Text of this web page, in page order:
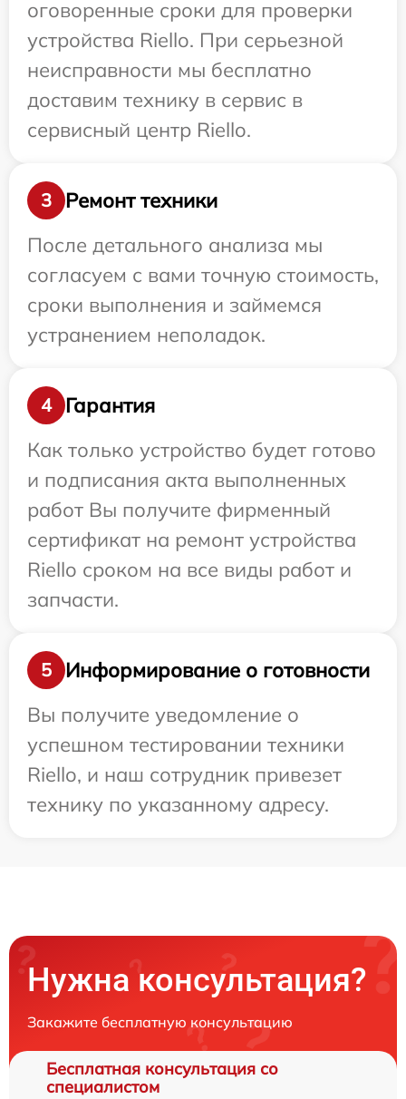
оговоренные сроки для проверки
устройства Riello. При серьезной
неисправности мы бесплатно
доставим технику в сервис в
сервисный центр Riello.
3
Ремонт техники
После детального анализа мы
согласуем с вами точную стоимость,
сроки выполнения и займемся
устранением неполадок.
4
Гарантия
Как только устройство будет готово
и подписания акта выполненных
работ Вы получите фирменный
сертификат на ремонт устройства
Riello сроком на все виды работ и
запчасти.
5
Информирование о готовности
Вы получите уведомление о
успешном тестировании техники
Riello, и наш сотрудник привезет
технику по указанному адресу.
Нужна консультация?
Закажите бесплатную консультацию
Бесплатная консультация со
специалистом